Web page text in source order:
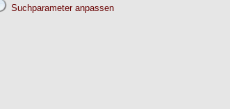
Suchparameter anpassen